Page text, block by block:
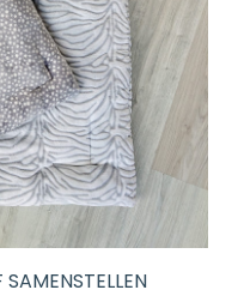
SAMENSTELLEN